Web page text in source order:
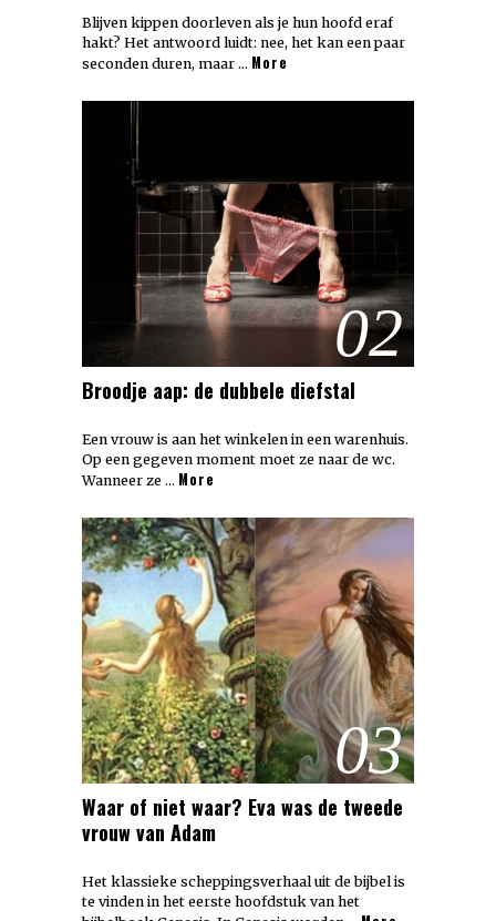
Blijven kippen doorleven als je hun hoofd eraf
hakt? Het antwoord luidt: nee, het kan een paar
seconden duren, maar … More
02
Broodje aap: de dubbele diefstal
Een vrouw is aan het winkelen in een warenhuis.
Op een gegeven moment moet ze naar de wc.
Wanneer ze … More
03
Waar of niet waar? Eva was de tweede
vrouw van Adam
Het klassieke scheppingsverhaal uit de bijbel is
te vinden in het eerste hoofdstuk van het